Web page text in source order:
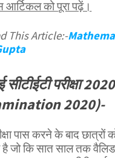
आर्टिकल को पूरा पढ़ें।
This Article:-
परीक्षा
2020)-
पास करने के बाद छात्रों
है जो कि सात साल तक